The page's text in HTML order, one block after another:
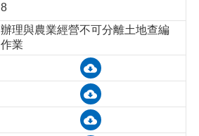
8
辦理與農業經營不可分離土地查編
作業